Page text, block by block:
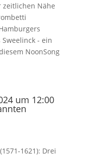
zeitlichen Nähe
- ein
NoonSong
um 12:00
1621): Drei